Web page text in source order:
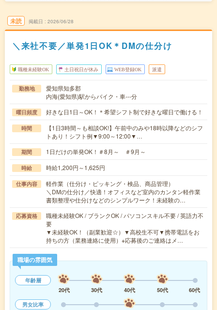
未読 掲載日 2026/06/28
＼来社不要／単発1日OK＊DMの仕分け
職種未経験OK 土日祝日が休み WEB登録OK 派遣
勤務地
愛知県知多郡
内海(愛知県)駅からバイク・車---分
曜日頻度 好きな日1日～OK！＊希望シフト制で好きな曜日で働ける！
時間
【1日3時間～も相談OK!】午前中のみや18時以降などのシフ
トあり！シフト例▼9:00～12:00▼…
期間 1日だけの単発OK！＃8月～ ＃9月～
時給 時給1,200円～1,625円
仕事内容
軽作業（仕分け・ピッキング・検品、商品管理）
＼DMの仕分け／快適！オフィスなど室内のカンタン軽作業
書類整理や仕分けなどのシンプルワーク！未経験の…
応募資格
職種未経験OK / ブランクOK / パソコンスキル不要 / 英語力不
要
▼未経験OK！（副業歓迎☆）▼高校生不可▼携帯電話をお
持ちの方（業務連絡に使用）※応募後のご連絡はメ…
職場の雰囲気
年齢層
20代
30代 40代 50代
60代
男女比率